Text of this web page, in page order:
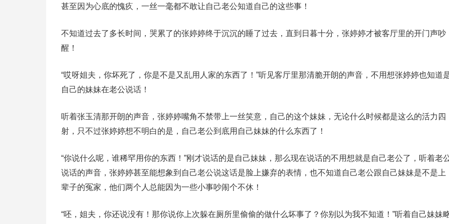
甚至因为心底的愧疚，一丝一毫都不敢让自己老公知道自己的这些事！
不知道过去了多长时间，哭累了的张婷婷终于沉沉的睡了过去，直到日暮十分，张婷婷才被客厅里的开门声吵
醒！
“哎呀姐夫，你坏死了，你是不是又乱用人家的东西了！”听见客厅里那清脆开朗的声音，不用想张婷婷也知道
自己的妹妹在老公说话！
听着张玉清那开朗的声音，张婷婷嘴角不禁带上一丝笑意，自己的这个妹妹，无论什么时候都是这么的活力四
射，只不过张婷婷想不明白的是，自己老公到底用自己妹妹的什么东西了！
“你说什么呢，谁稀罕用你的东西！”刚才说话的是自己妹妹，那么现在说话的不用想就是自己老公了，听着老
说话的声音，张婷婷甚至能想象到自己老公说这话是脸上嫌弃的表情，也不知道自己老公跟自己妹妹是不是上
辈子的冤家，他们两个人总能因为一些小事吵闹个不休！
“呸，姐夫，你还说没有！那你说你上次躲在厕所里偷偷的做什么坏事了？你别以为我不知道！”听着自己妹妹